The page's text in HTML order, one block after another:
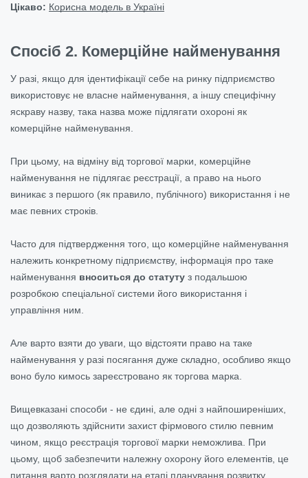
Цікаво: Корисна модель в Україні
Спосіб 2. Комерційне найменування
У разі, якщо для ідентифікації себе на ринку підприємство
використовує не власне найменування, а іншу специфічну
яскраву назву, така назва може підлягати охороні як
комерційне найменування.
При цьому, на відміну від торгової марки, комерційне
найменування не підлягає реєстрації, а право на нього
виникає з першого (як правило, публічного) використання і не
має певних строків.
Часто для підтвердження того, що комерційне найменування
належить конкретному підприємству, інформація про таке
найменування вноситься до статуту з подальшою
розробкою спеціальної системи його використання і
управління ним.
Але варто взяти до уваги, що відстояти право на таке
найменування у разі посягання дуже складно, особливо якщо
воно було кимось зареєстровано як торгова марка.
Вищевказані способи - не єдині, але одні з найпоширеніших,
що дозволяють здійснити захист фірмового стилю певним
чином, якщо реєстрація торгової марки неможлива. При
цьому, щоб забезпечити належну охорону його елементів, це
питання варто розглядати на етапі планування розвитку